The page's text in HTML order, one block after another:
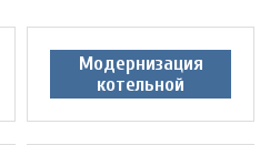
Модернизация
котельной